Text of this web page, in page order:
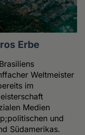
Erbe
Weltmeister
im
Medien
und
Südamerikas.